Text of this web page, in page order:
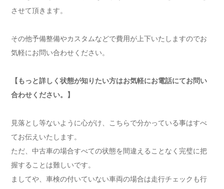
させて頂きます。
その他予備整備やカスタムなどで費用が上下いたしますのでお
気軽にお問い合わせください。
【もっと詳しく状態が知りたい方はお気軽にお電話にてお問い
合わせください。】
見落とし等ないように心がけ、こちらで分かっている事はすべ
てお伝えいたします。
ただ、中古車の場合すべての状態を間違えることなく完璧に把
握することは難しいです。
ましてや、車検の付いていない車両の場合は走行チェックも行